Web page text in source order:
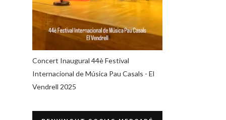
Concert Inaugural 44è Festival
Internacional de Música Pau Casals - El
Vendrell 2025